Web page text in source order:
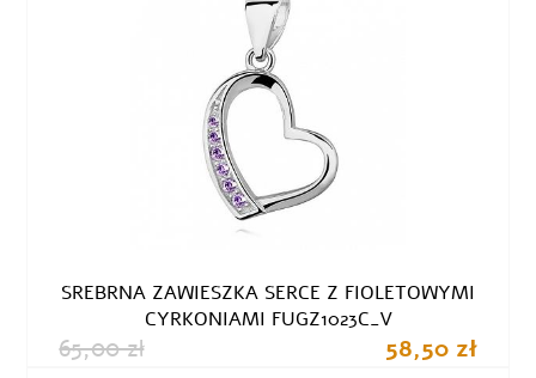
SREBRNA ZAWIESZKA SERCE Z FIOLETOWYMI
CYRKONIAMI FUGZ1023C_V
65,00 zł 58,50 zł